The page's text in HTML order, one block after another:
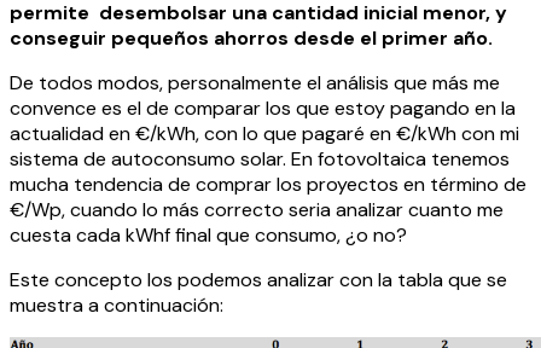
permite desembolsar una cantidad inicial menor, y
conseguir pequeños ahorros desde el primer año.
De todos modos, personalmente el análisis que más me
convence es el de comparar los que estoy pagando en la
actualidad en €/kWh, con lo que pagaré en €/kWh con mi
sistema de autoconsumo solar. En fotovoltaica tenemos
mucha tendencia de comprar los proyectos en término de
€/Wp, cuando lo más correcto seria analizar cuanto me
cuesta cada kWhf final que consumo, ¿o no?
Este concepto los podemos analizar con la tabla que se
muestra a continuación: